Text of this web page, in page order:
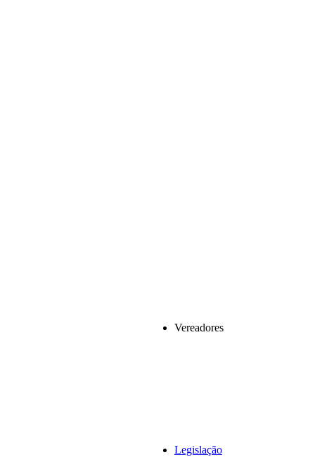
Vereadores
Legislação